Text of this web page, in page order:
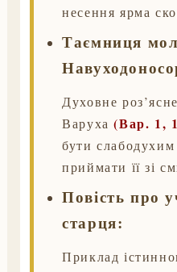
несення ярма
Таємниця
Духовне
Варуха(Вар. 1,
бути слабодухим
приймати її зі
Повість про
старця:
Приклад